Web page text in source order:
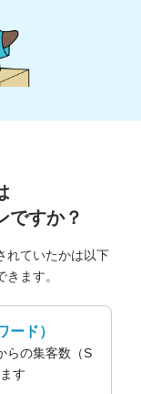
ですか？
れていたかは以下
ます。
ード）
らの集客数（S
す